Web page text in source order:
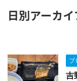
日別アーカ
ブ
吉